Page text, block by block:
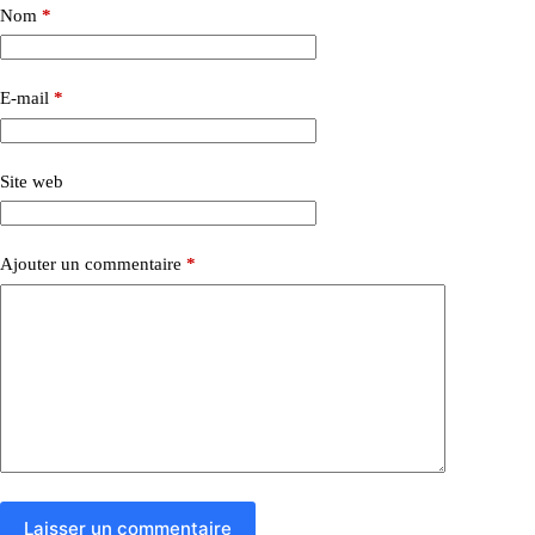
Nom *
E-mail *
Site web
Ajouter un commentaire *
Laisser un commentaire